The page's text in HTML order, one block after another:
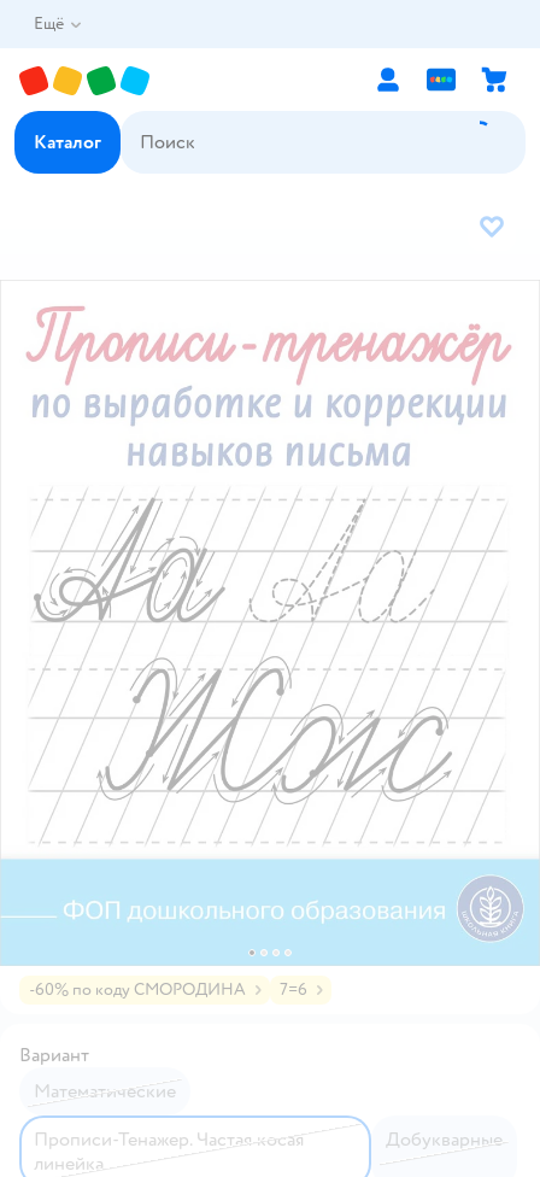
Ещё
Каталог
В
-60% по коду СМОРОДИНА 7=6
Вариант
Математические
Прописи-Тенажер. Частая косая
линейка
Добукварные